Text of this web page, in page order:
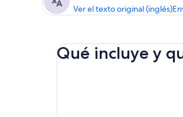
Ver el texto original (inglés)
Qué incluye y